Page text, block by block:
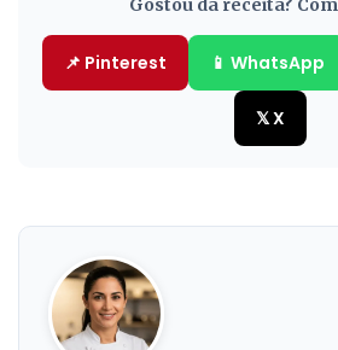
Gostou da receita?
📌 Pinterest 📱 WhatsApp
𝕏 X